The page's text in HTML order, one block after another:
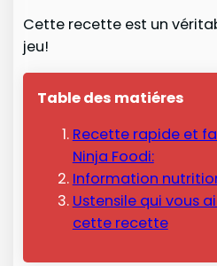
Cette recette est un
jeu!
Table des matiéres
Recette rapide et
Ninja Foodi:
Information
Ustensile qui vous
cette recette